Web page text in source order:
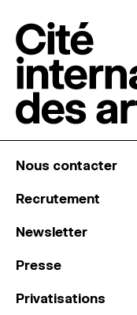
Nous contacter
Recrutement
Newsletter
Presse
Privatisations